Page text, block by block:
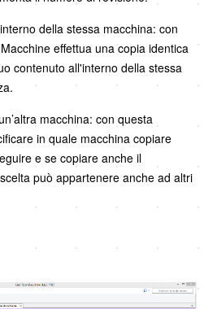
della stessa macchina: con
effettua una copia identica
contenuto all'interno della stessa
macchina: con questa
in quale macchina copiare
e se copiare anche il
può appartenere anche ad altri